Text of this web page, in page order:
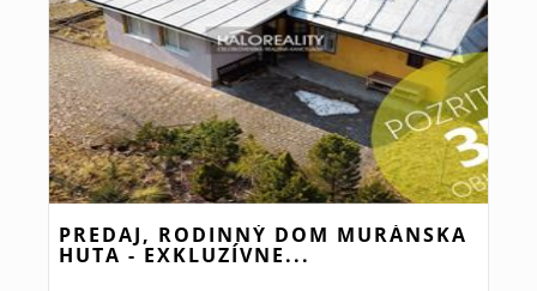
PREDAJ, RODINNÝ DOM MURÁNSKA
HUTA - EXKLUZÍVNE...